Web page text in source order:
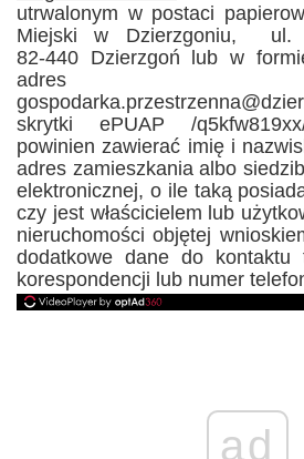
utrwalonym w postaci
Miejski w Dzierzgoniu, ul.
82‑440 Dzierzgoń lub w
adres
skrytki ePUAP /q5kfw819xx/
powinien zawierać imię i
adres zamieszkania albo
elektronicznej, o ile taką
czy jest właścicielem lub
nieruchomości objętej
dodatkowe dane do
korespondencji lub numer
ad